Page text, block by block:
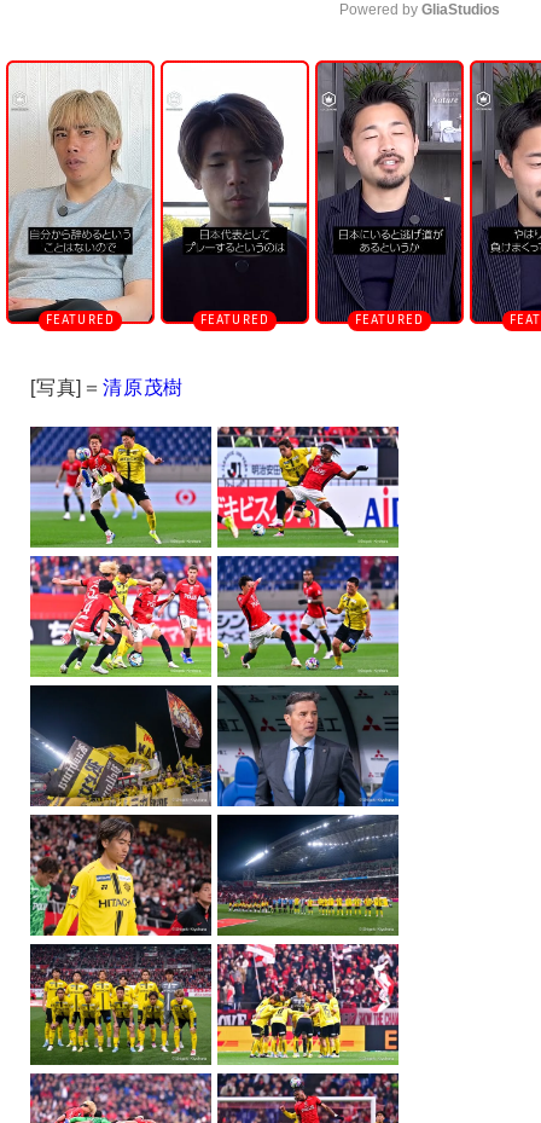
U
n
m
u
t
e
Powered by GliaStudios
[写真]＝ 清原茂樹